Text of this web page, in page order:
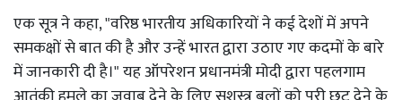
एक सूत्र ने कहा, "वरिष्ठ भारतीय अधिकारियों ने कई देशों में अपने
समकक्षों से बात की है और उन्हें भारत द्वारा उठाए गए कदमों के बारे
में जानकारी दी है।" यह ऑपरेशन प्रधानमंत्री मोदी द्वारा पहलगाम